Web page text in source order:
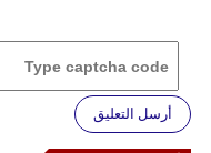
أرسل التعليق